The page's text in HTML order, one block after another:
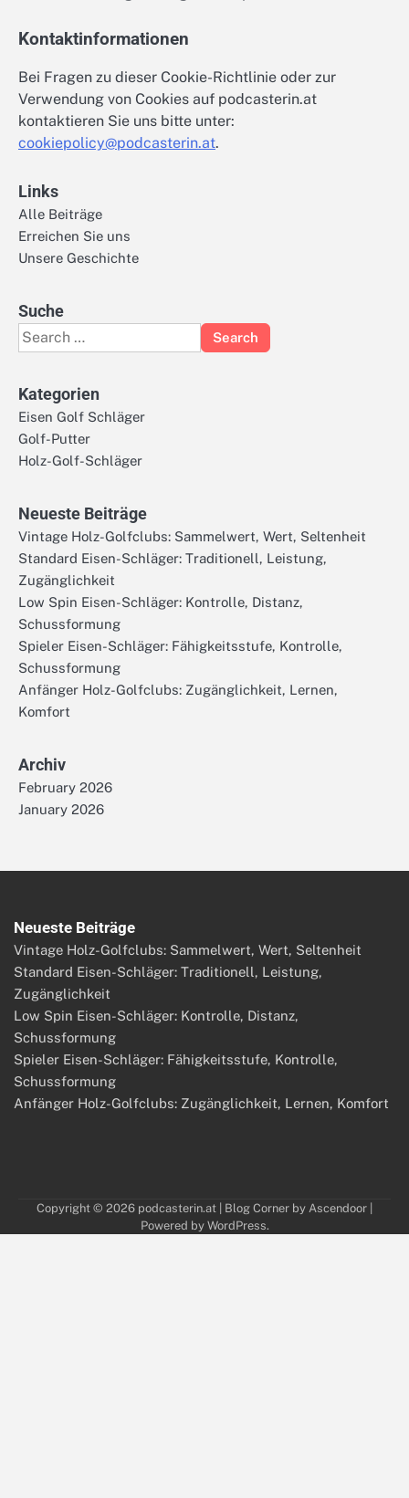
Kontaktinformationen
Bei Fragen zu dieser Cookie-Richtlinie oder zur
Verwendung von Cookies auf podcasterin.at
kontaktieren Sie uns bitte unter:
cookiepolicy@podcasterin.at.
Links
Alle Beiträge
Erreichen Sie uns
Unsere Geschichte
Suche
Search
for:
Kategorien
Eisen Golf Schläger
Golf-Putter
Holz-Golf-Schläger
Neueste Beiträge
Vintage Holz-Golfclubs: Sammelwert, Wert, Seltenheit
Standard Eisen-Schläger: Traditionell, Leistung,
Zugänglichkeit
Low Spin Eisen-Schläger: Kontrolle, Distanz,
Schussformung
Spieler Eisen-Schläger: Fähigkeitsstufe, Kontrolle,
Schussformung
Anfänger Holz-Golfclubs: Zugänglichkeit, Lernen,
Komfort
Archiv
February 2026
January 2026
Neueste Beiträge
Vintage Holz-Golfclubs: Sammelwert, Wert, Seltenheit
Standard Eisen-Schläger: Traditionell, Leistung,
Zugänglichkeit
Low Spin Eisen-Schläger: Kontrolle, Distanz,
Schussformung
Spieler Eisen-Schläger: Fähigkeitsstufe, Kontrolle,
Schussformung
Anfänger Holz-Golfclubs: Zugänglichkeit, Lernen, Komfort
Copyright © 2026 podcasterin.at | Blog Corner by Ascendoor
Powered by WordPress.